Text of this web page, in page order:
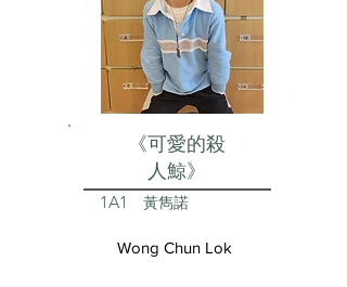
《可愛的殺
人鯨》
1A1 黃雋諾
Wong Chun Lok